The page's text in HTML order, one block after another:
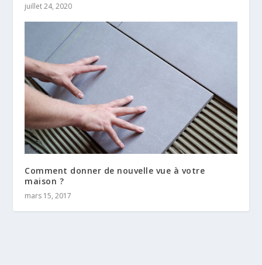
juillet 24, 2020
Comment donner de nouvelle vue à votre
maison ?
mars 15, 2017